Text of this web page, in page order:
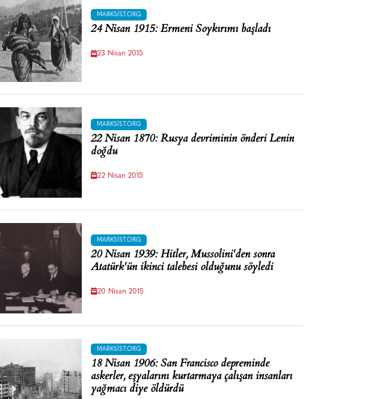
MARKSIST.ORG
24 Nisan 1915: Ermeni Soykırımı başladı
23 Nisan 2015
MARKSIST.ORG
22 Nisan 1870: Rusya devriminin önderi Lenin
doğdu
22 Nisan 2015
MARKSIST.ORG
20 Nisan 1939: Hitler, Mussolini'den sonra
Atatürk'ün ikinci talebesi olduğunu söyledi
20 Nisan 2015
MARKSIST.ORG
18 Nisan 1906: San Francisco depreminde
askerler, eşyalarını kurtarmaya çalışan insanları
yağmacı diye öldürdü